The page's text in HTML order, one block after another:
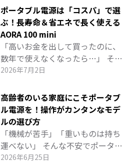
は、豊富なポート（AC・USB-Cな
ど）で家族のスマホ・PC・照明を
同時に給電できる「日常の万能電
源」です。 リビングやワークスペ
ースに置いてコンセントの死角を
解消したり、停電時にもシームレ
い活用法を詳しく紹介します。
ポータブル電源は「コスパ」で選
ぶ！長寿命＆省エネで長く使える
AORA 100 mini
「高いお金を出して買ったのに、
数年で使えなくなったら…」 そん
な不安を解消する、長く使えるポ
ます。 BLUETTI「AORA 100
mini」は、6000回充放電サイク
ルという驚異の耐久性と省エネ設
計で、約17年も安心して使い続け
られる1kWhクラス最強候補。 日
常の節電から防災まで、長期的コ
2026年7月2日
高齢者のいる家庭にこそポータブ
ル電源を！操作がカンタンなモデ
ルの選び方
「機械が苦手」「重いものは持ち
運べない」 そんな不安でポータブ
ル電源を諦めていませんか？ 高齢
2026年6月25日